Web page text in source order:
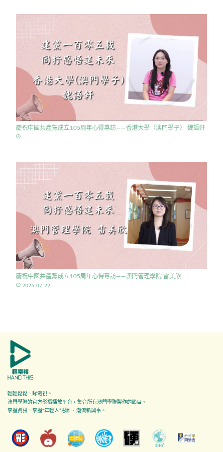
慶祝中國共產黨成立105周年心得專訪——香港大學（澳門學子） 魏語軒
access_time
慶祝中國共產黨成立105周年心得專訪——澳門管理學院 雷美欣
access_time 2026-07-22
輕輕鬆鬆，睇電視。
澳門學聯的官方影攝播放平台，集合所有澳門學聯製作的節目。
掌握資訊，掌握"年輕人”思維、潮流新興事。